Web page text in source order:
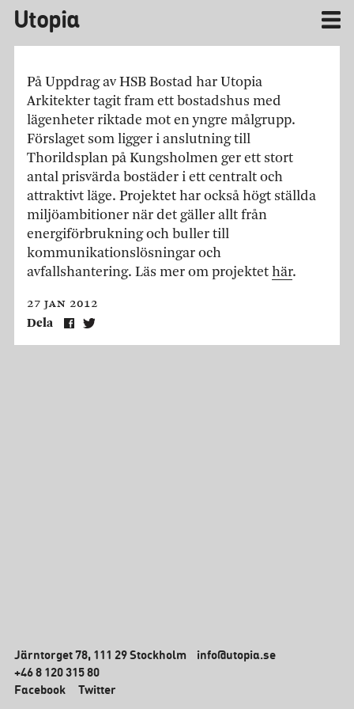
Utopia
På Uppdrag av HSB Bostad har Utopia
Arkitekter tagit fram ett bostadshus med
lägenheter riktade mot en yngre målgrupp.
Förslaget som ligger i anslutning till
Thorildsplan på Kungsholmen ger ett stort
antal prisvärda bostäder i ett centralt och
attraktivt läge. Projektet har också högt ställda
miljöambitioner när det gäller allt från
energiförbrukning och buller till
kommunikationslösningar och
avfallshantering. Läs mer om projektet här.
27 jan 2012
Dela
Järntorget 78, 111 29 Stockholm
info@utopia.se
+46 8 120 315 80
Facebook
Twitter